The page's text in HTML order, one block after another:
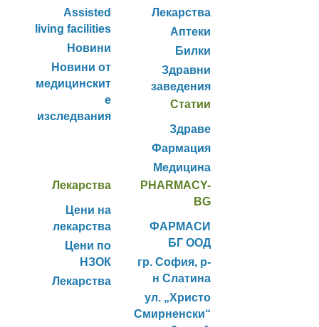
Assisted
living facilities
Новини
Новини от
медицинскит
е
изследвания
Лекарства
Аптеки
Билки
Здравни
заведения
Статии
Здраве
Фармация
Медицина
Лекарства
Цени на
лекарства
Цени по
НЗОК
Лекарства
PHARMACY-
BG
ФАРМАСИ
БГ ООД
гр. София, р-
н Слатина
ул. „Христо
Смирненски“